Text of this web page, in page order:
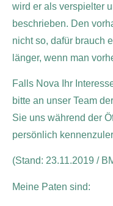
wird er als verspielter
beschrieben. Den
nicht so, dafür brauch
länger, wenn man
Falls Nova Ihr
bitte an unser Team
Sie uns während der
persönlich
(Stand: 23.11.2019 /
Meine Paten sind: